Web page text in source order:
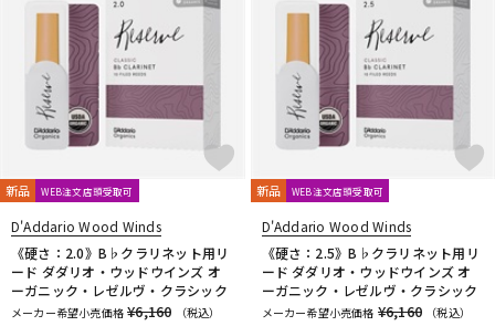
新品 WEB注文店頭受取可
D'Addario Wood Winds
《硬さ：2.0》B♭クラリネット用リ
ード ダダリオ・ウッドウインズ オ
ーガニック・レゼルヴ・クラシック
メーカー希望小売価格 ¥6,160
（税込）
新品 WEB注文店頭受取可
D'Addario Wood Winds
《硬さ：2.5》B♭クラリネット用リ
ード ダダリオ・ウッドウインズ オ
ーガニック・レゼルヴ・クラシック
メーカー希望小売価格 ¥6,160
（税込）